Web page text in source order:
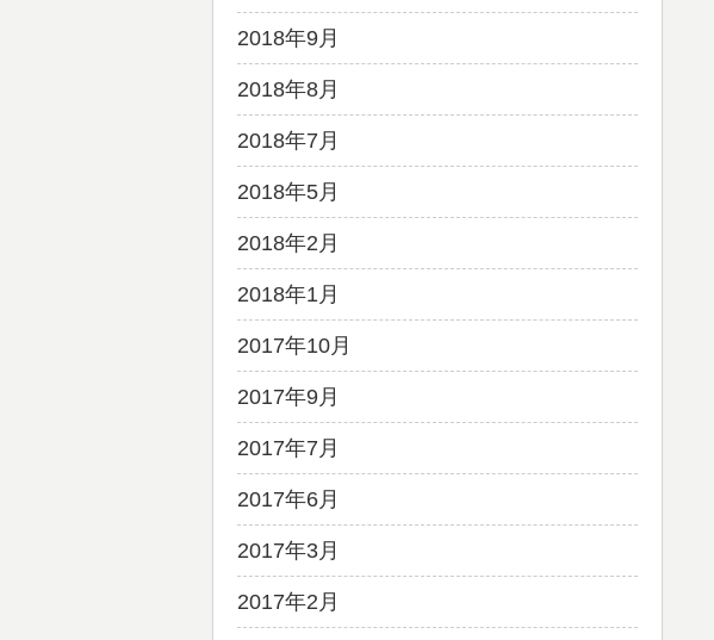
2018年9月
2018年8月
2018年7月
2018年5月
2018年2月
2018年1月
2017年10月
2017年9月
2017年7月
2017年6月
2017年3月
2017年2月